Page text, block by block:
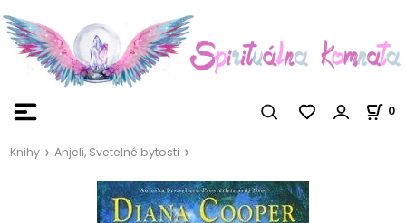
0
Knihy Anjeli, Svetelné bytosti